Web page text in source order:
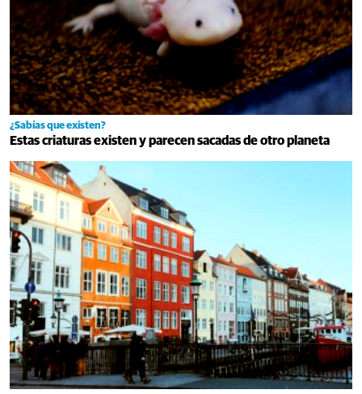
¿Sabías que existen?
Estas criaturas existen y parecen sacadas de otro planeta